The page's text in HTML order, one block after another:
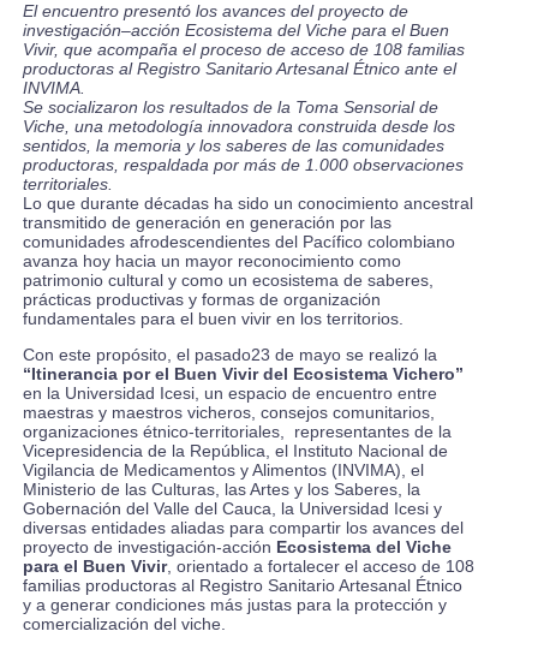
El encuentro presentó los avances del proyecto de
investigación–acción Ecosistema del Viche para el Buen
Vivir, que acompaña el proceso de acceso de 108 familias
productoras al Registro Sanitario Artesanal Étnico ante el
INVIMA.
Se socializaron los resultados de la Toma Sensorial de
Viche, una metodología innovadora construida desde los
sentidos, la memoria y los saberes de las comunidades
productoras, respaldada por más de 1.000 observaciones
territoriales.
Lo que durante décadas ha sido un conocimiento ancestral
transmitido de generación en generación por las
comunidades afrodescendientes del Pacífico colombiano
avanza hoy hacia un mayor reconocimiento como
patrimonio cultural y como un ecosistema de saberes,
prácticas productivas y formas de organización
fundamentales para el buen vivir en los territorios.
Con este propósito, el pasado23 de mayo se realizó la
“Itinerancia por el Buen Vivir del Ecosistema Vichero”
en la Universidad Icesi, un espacio de encuentro entre
maestras y maestros vicheros, consejos comunitarios,
organizaciones étnico-territoriales, representantes de la
Vicepresidencia de la República, el Instituto Nacional de
Vigilancia de Medicamentos y Alimentos (INVIMA), el
Ministerio de las Culturas, las Artes y los Saberes, la
Gobernación del Valle del Cauca, la Universidad Icesi y
diversas entidades aliadas para compartir los avances del
proyecto de investigación-acción Ecosistema del Viche
para el Buen Vivir, orientado a fortalecer el acceso de 108
familias productoras al Registro Sanitario Artesanal Étnico
y a generar condiciones más justas para la protección y
comercialización del viche.